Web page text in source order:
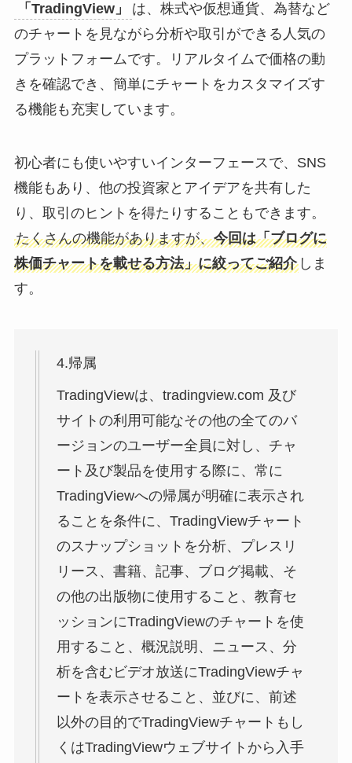
「TradingView」
は、株式や仮想通貨、為替など
のチャートを見ながら分析や取引ができる人気の
プラットフォームです。リアルタイムで価格の動
きを確認でき、簡単にチャートをカスタマイズす
る機能も充実しています。
初心者にも使いやすいインターフェースで、SNS
機能もあり、他の投資家とアイデアを共有した
り、取引のヒントを得たりすることもできます。
たくさんの機能がありますが、今回は「ブログに
株価チャートを載せる方法」に絞ってご紹介しま
す。
4.帰属
TradingViewは、tradingview.com 及び
サイトの利用可能なその他の全てのバ
ージョンのユーザー全員に対し、チャ
ート及び製品を使用する際に、常に
TradingViewへの帰属が明確に表示され
ることを条件に、TradingViewチャート
のスナップショットを分析、プレスリ
リース、書籍、記事、ブログ掲載、そ
の他の出版物に使用すること、教育セ
ッションにTradingViewのチャートを使
用すること、概況説明、ニュース、分
析を含むビデオ放送にTradingViewチャ
ートを表示させること、並びに、前述
以外の目的でTradingViewチャートもし
くはTradingViewウェブサイトから入手